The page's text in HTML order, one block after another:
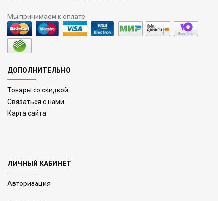
Мы принимаем к оплате
ДОПОЛНИТЕЛЬНО
Товары со скидкой
Связаться с нами
Карта сайта
ЛИЧНЫЙ КАБИНЕТ
Авторизация